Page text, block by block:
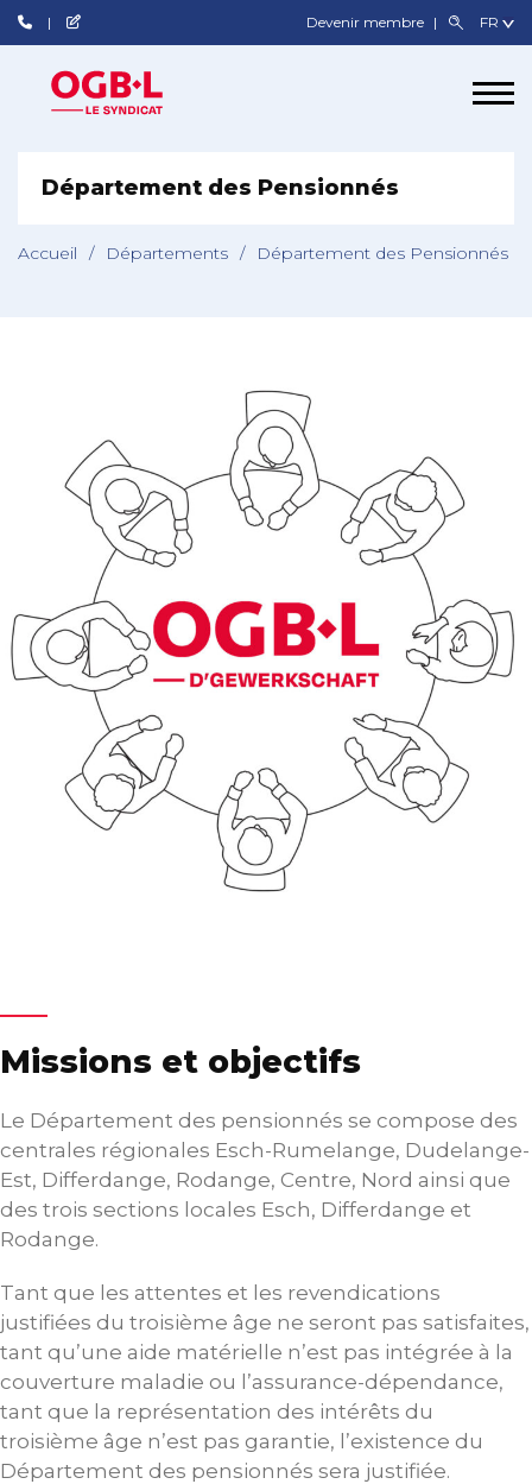
Devenir membre
Département des Pensionnés
Accueil / Départements / Département des Pensionnés
Missions et objectifs
Le Département des pensionnés se compose des
centrales régionales Esch-Rumelange, Dudelange-
Est, Differdange, Rodange, Centre, Nord ainsi que
des trois sections locales Esch, Differdange et
Rodange.
Tant que les attentes et les revendications
justifiées du troisième âge ne seront pas satisfaites,
tant qu’une aide matérielle n’est pas intégrée à la
couverture maladie ou l’assurance-dépendance,
tant que la représentation des intérêts du
troisième âge n’est pas garantie, l’existence du
Département des pensionnés sera justifiée.